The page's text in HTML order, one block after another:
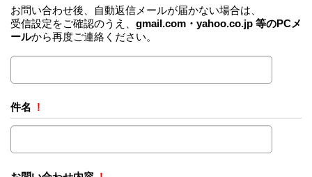
お問い合わせ後、自動返信メールが届かない場合は、
受信設定をご確認のうえ、 gmail.com・yahoo.co.jp 等のPCメ
ールから再度ご連絡ください。
件名 !